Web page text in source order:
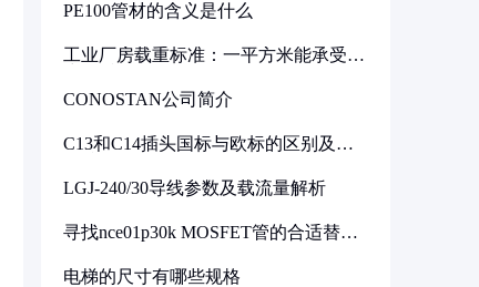
PE100管材的含义是什么
工业厂房载重标准：一平方米能承受多
CONOSTAN公司简介
C13和C14插头国标与欧标的区别及其
LGJ-240/30导线参数及载流量解析
寻找nce01p30k MOSFET管的合适替代
电梯的尺寸有哪些规格